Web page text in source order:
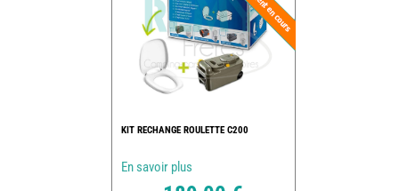
KIT RECHANGE ROULETTE C200
En savoir plus